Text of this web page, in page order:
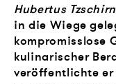
Hubertus
in die Wiege
kompromisslose
kulinarischer
veröffentlichte